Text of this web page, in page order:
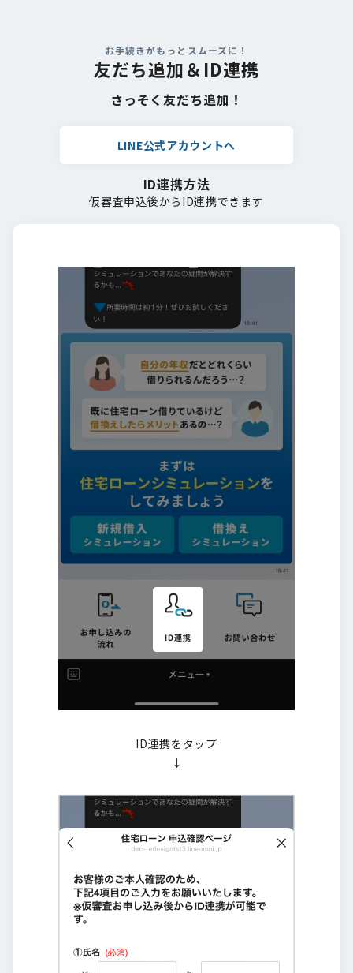
お手続きがもっとスムーズに！
友だち追加＆ID連携
さっそく友だち追加！
LINE公式アカウントへ
ID連携方法
仮審査申込後からID連携できます
ID連携をタップ
↓